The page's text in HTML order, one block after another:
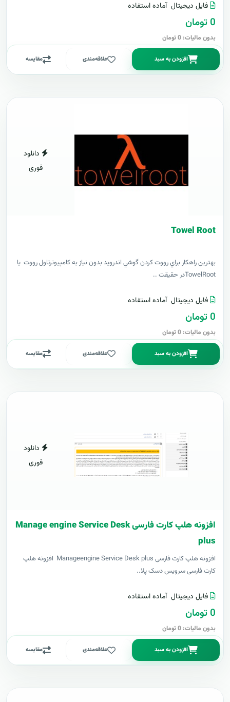
فایل دیجیتال آماده استفاده
0 تومان
بدون مالیات: 0 تومان
افزودن به سبد علاقه‌مندی مقایسه
دانلود
فوری
Towel Root
بهترين راهکار براي رووت کردن گوشي اندرويد بدون نياز به کامپيوترتاول رووت يا
TowelRootدر حقيقت ..
فایل دیجیتال آماده استفاده
0 تومان
بدون مالیات: 0 تومان
افزودن به سبد علاقه‌مندی مقایسه
دانلود
فوری
افزونه هلپ کارت فارسی Manage engine Service Desk
plus
افزونه هلپ کارت فارسی Manageengine Service Desk plus افزونه هلپ
کارت فارسی سرویس دسک پلا..
فایل دیجیتال آماده استفاده
0 تومان
بدون مالیات: 0 تومان
افزودن به سبد علاقه‌مندی مقایسه